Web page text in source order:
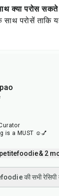
क्या परोस
परोसें ताकि
is a MUST ☺️💅
& 2
की सभी